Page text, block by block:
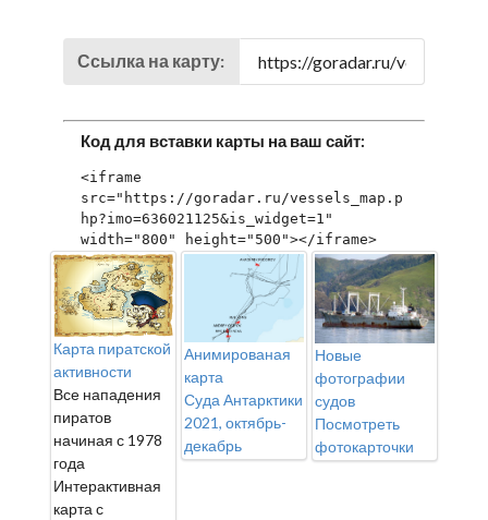
Ссылка на карту:
Код для вставки карты на ваш сайт:
<iframe
src="https://goradar.ru/vessels_map.p
hp?imo=636021125&is_widget=1"
width="800" height="500"></iframe>
Карта пиратской
активности
Все нападения
пиратов
начиная с 1978
года
Интерактивная
карта с
Анимированая
карта
Суда Антарктики
2021, октябрь-
декабрь
Новые
фотографии
судов
Посмотреть
фотокарточки